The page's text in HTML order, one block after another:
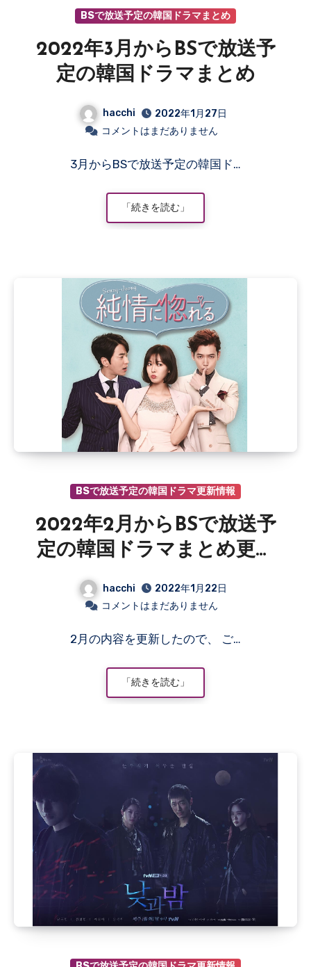
BSで放送予定の韓国ドラマまとめ
2022年3月からBSで放送予
定の韓国ドラマまとめ
hacchi
2022年1月27日
コメントはまだありません
3月からBSで放送予定の韓国ド…
「続きを読む」
BSで放送予定の韓国ドラマ更新情報
2022年2月からBSで放送予
定の韓国ドラマまとめ更新
hacchi
2022年1月22日
コメントはまだありません
2月の内容を更新したので、 ご…
「続きを読む」